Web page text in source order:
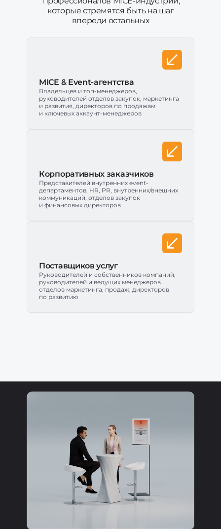
которые стремятся быть на шаг
впереди остальных
MICE & Event-агентства
Владельцев и топ-менеджеров,
руководителей отделов закупок, маркетинга
и развития, директоров по продажам
и ключевых аккаунт-менеджеров
Корпоративных заказчиков
Представителей внутренних event-
департаментов, HR, PR, внутренних/внешних
коммуникаций, отделов закупок
и финансовых директоров
Поставщиков услуг
Руководителей и собственников компаний,
руководителей и ведущих менеджеров
отделов маркетинга, продаж, директоров
по развитию